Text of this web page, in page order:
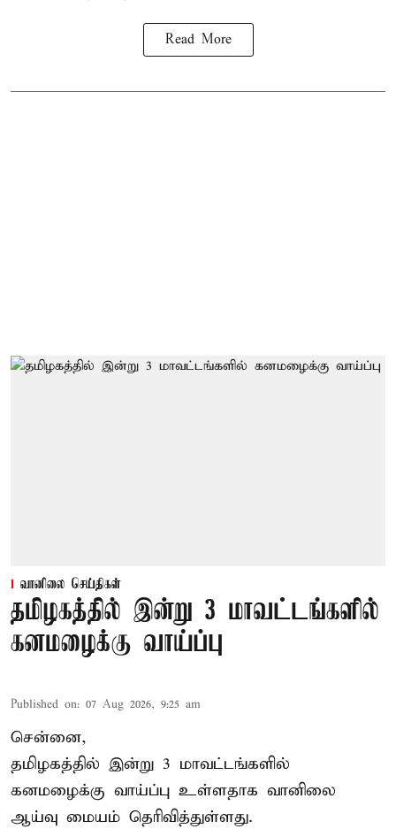
Read More
வானிலை செய்திகள்
தமிழகத்தில் இன்று 3 மாவட்டங்களில்
கனமழைக்கு வாய்ப்பு
Published on: 07 Aug 2026, 9:25 am
சென்னை,
தமிழகத்தில் இன்று 3 மாவட்டங்களில்
கனமழைக்கு வாய்ப்பு உள்ளதாக வானிலை
ஆய்வு மையம் தெரிவித்துள்ளது.